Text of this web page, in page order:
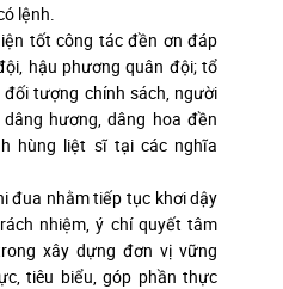
lệnh.
công tác đền ơn đáp
hậu phương quân đội; tổ
tượng chính sách, người
hương, dâng hoa đền
hùng liệt sĩ tại các nghĩa
nhằm tiếp tục khơi dậy
nhiệm, ý chí quyết tâm
xây dựng đơn vị vững
tiêu biểu, góp phần thực